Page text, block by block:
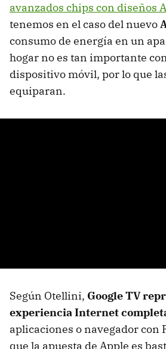
avanzados chips con diseños
tenemos en el caso del nuevo
consumo de energía en un
hogar no es tan importante
dispositivo móvil, por lo que
equiparan.
Según Otellini, Google TV
experiencia Internet
aplicaciones o navegador con
que la apuesta de Apple es